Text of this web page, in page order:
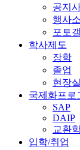
공지
행사
포토
학사제도
장학
졸업
현장
국제화프로
SAP
DAIP
교환
입학/취업